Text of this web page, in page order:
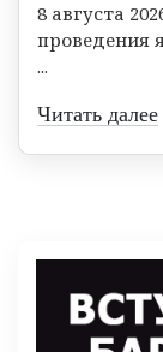
8 августа
проведения
...
Читать далее